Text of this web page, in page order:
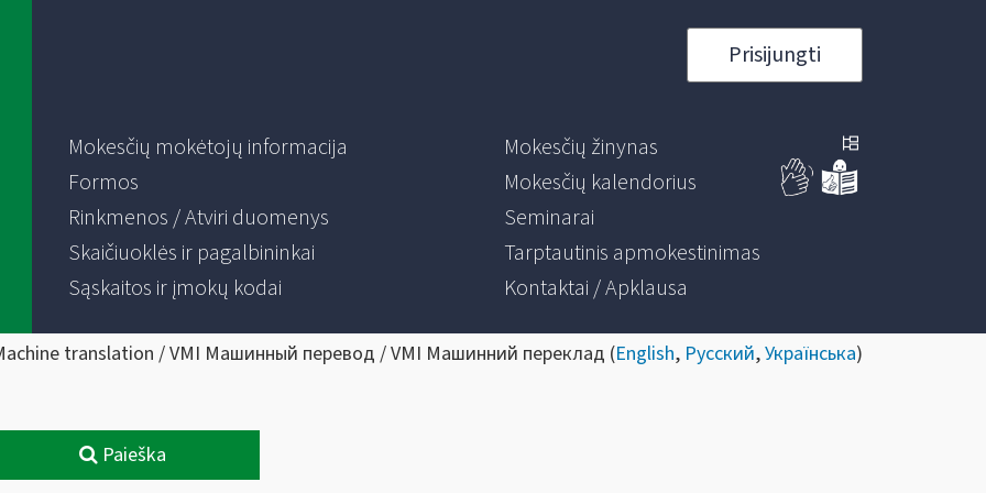
Prisijungti
Mokesčių mokėtojų informacija
Formos
Rinkmenos / Atviri duomenys
Skaičiuoklės ir pagalbininkai
Sąskaitos ir įmokų kodai
Mokesčių žinynas
Mokesčių kalendorius
Seminarai
Tarptautinis apmokestinimas
Kontaktai / Apklausa
translation / VMI Машинный перевод / VMI Машинний переклад (English, Русский,Українська)
Paieška